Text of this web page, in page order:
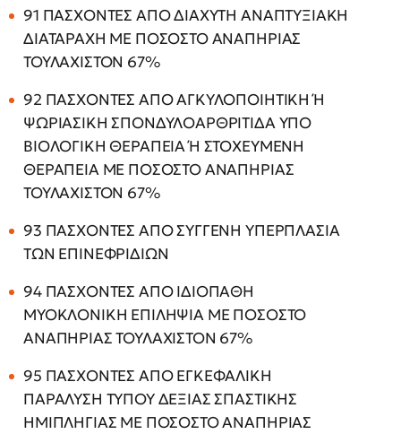
91 ΠΑΣΧΟΝΤΕΣ ΑΠΟ ΔΙΑΧΥΤΗ ΑΝΑΠΤΥΞΙΑΚΗ
ΔΙΑΤΑΡΑΧΗ ΜΕ ΠΟΣΟΣΤΟ ΑΝΑΠΗΡΙΑΣ
ΤΟΥΛΑΧΙΣΤΟΝ 67%
92 ΠΑΣΧΟΝΤΕΣ ΑΠΟ ΑΓΚΥΛΟΠΟΙΗΤΙΚΗ Ή
ΨΩΡΙΑΣΙΚΗ ΣΠΟΝΔΥΛΟΑΡΘΡΙΤΙΔΑ ΥΠΟ
ΒΙΟΛΟΓΙΚΗ ΘΕΡΑΠΕΙΑ Ή ΣΤΟΧΕΥΜΕΝΗ
ΘΕΡΑΠΕΙΑ ΜΕ ΠΟΣΟΣΤΟ ΑΝΑΠΗΡΙΑΣ
ΤΟΥΛΑΧΙΣΤΟΝ 67%
93 ΠΑΣΧΟΝΤΕΣ ΑΠΟ ΣΥΓΓΕΝΗ ΥΠΕΡΠΛΑΣΙΑ
ΤΩΝ ΕΠΙΝΕΦΡΙΔΙΩΝ
94 ΠΑΣΧΟΝΤΕΣ ΑΠΟ ΙΔΙΟΠΑΘΗ
ΜΥΟΚΛΟΝΙΚΗ ΕΠΙΛΗΨΙΑ ΜΕ ΠΟΣΟΣΤΟ
ΑΝΑΠΗΡΙΑΣ ΤΟΥΛΑΧΙΣΤΟΝ 67%
95 ΠΑΣΧΟΝΤΕΣ ΑΠΟ ΕΓΚΕΦΑΛΙΚΗ
ΠΑΡΑΛΥΣΗ ΤΥΠΟΥ ΔΕΞΙΑΣ ΣΠΑΣΤΙΚΗΣ
ΗΜΙΠΛΗΓΙΑΣ ΜΕ ΠΟΣΟΣΤΟ ΑΝΑΠΗΡΙΑΣ